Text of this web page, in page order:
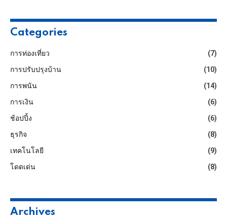
Categories
การท่องเที่ยว
(7)
การปรับปรุงบ้าน
(10)
การพนัน
(14)
การเงิน
(6)
ช้อปปิ้ง
(6)
ธุรกิจ
(8)
เทคโนโลยี
(9)
โดดเด่น
(8)
Archives